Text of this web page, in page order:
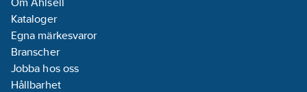
Kataloger
Egna märkesvaror
Branscher
Jobba hos oss
Hållbarhet